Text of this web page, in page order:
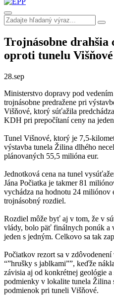
Trojnásobne drahšia
oproti tunelu
28.sep
Ministerstvo dopravy pod
trojnásobne predražene pri
Višňové, ktorý súťažila
KDH pri prepočítaní ceny na
Tunel Višnové, ktorý je 7,5-
výstavba tunela Žilina dlhého
plánovaných 55,5 milióna eur.
Jednotková cena na tunel
Jána Počiatka je takmer 81
vychádza na hodnotu 24 miliónov
trojnásobný rozdiel.
Rozdiel môže byť aj v tom, že v
vlády, bolo päť finálnych ponúk a
jeden s jedným. Celkovo sa tak
Počiatkov rezort sa v
“”hrušky s jablkami””, keďže
závisia aj od konkrétnej geológie
podmienky v lokalite tunela Žilina
podmienok pri tuneli Višňové.